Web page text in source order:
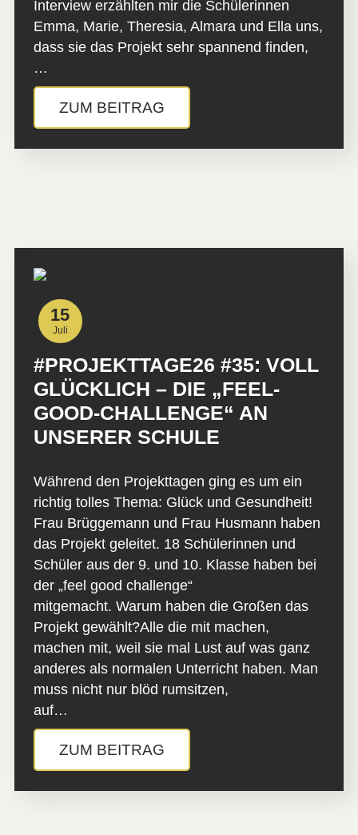
Interview erzählten mir die Schülerinnen
Emma, Marie, Theresia, Almara und Ella uns,
dass sie das Projekt sehr spannend finden,
…
ZUM BEITRAG
15
Juli
#PROJEKTTAGE26 #35: VOLL
GLÜCKLICH – DIE „FEEL-
GOOD-CHALLENGE“ AN
UNSERER SCHULE
Während den Projekttagen ging es um ein
richtig tolles Thema: Glück und Gesundheit!
Frau Brüggemann und Frau Husmann haben
das Projekt geleitet. 18 Schülerinnen und
Schüler aus der 9. und 10. Klasse haben bei
der „feel good challenge“
mitgemacht. Warum haben die Großen das
Projekt gewählt?Alle die mit machen,
machen mit, weil sie mal Lust auf was ganz
anderes als normalen Unterricht haben. Man
muss nicht nur blöd rumsitzen,
auf…
ZUM BEITRAG